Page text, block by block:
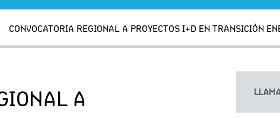
CONVOCATORIA REGIONAL A PROYECTOS I+D EN TRANSICIÓN
A